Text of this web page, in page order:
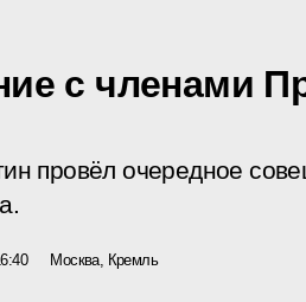
с членами
провёл очередное
Москва, Кремль